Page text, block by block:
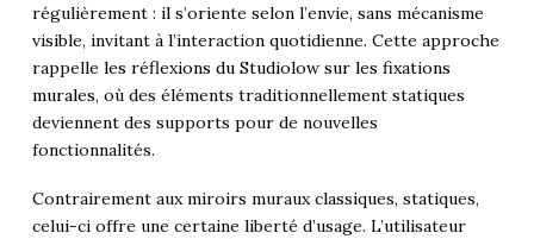
régulièrement : il s’oriente selon l’envie, sans mécanisme
visible, invitant à l’interaction quotidienne. Cette approche
rappelle les réflexions du Studiolow sur les fixations
murales, où des éléments traditionnellement statiques
deviennent des supports pour de nouvelles
fonctionnalités.
Contrairement aux miroirs muraux classiques, statiques,
celui-ci offre une certaine liberté d’usage. L’utilisateur